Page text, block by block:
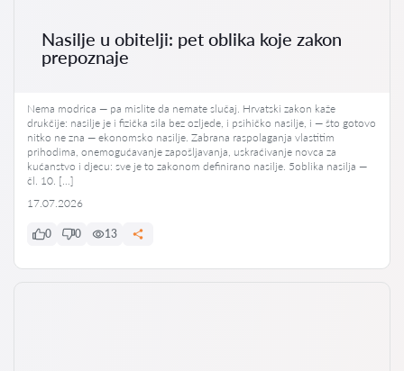
Nasilje u obitelji: pet oblika koje zakon
prepoznaje
Nema modrica — pa mislite da nemate slučaj. Hrvatski zakon kaže
drukčije: nasilje je i fizička sila bez ozljede, i psihičko nasilje, i — što gotovo
nitko ne zna — ekonomsko nasilje. Zabrana raspolaganja vlastitim
prihodima, onemogućavanje zapošljavanja, uskraćivanje novca za
kućanstvo i djecu: sve je to zakonom definirano nasilje. 5oblika nasilja —
čl. 10. […]
17.07.2026
0 0 13